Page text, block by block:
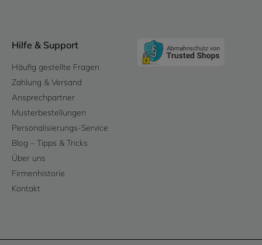
Hilfe & Support
Häufig gestellte Fragen
Zahlung & Versand
Ansprechpartner
Musterbestellungen
Personalisierungs-Service
Blog – Tipps & Tricks
Über uns
Firmenhistorie
Kontakt